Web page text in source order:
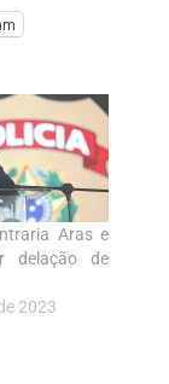
Aras e
delação de
2023